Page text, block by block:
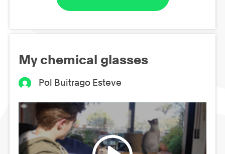
My chemical glasses
Pol Buitrago Esteve